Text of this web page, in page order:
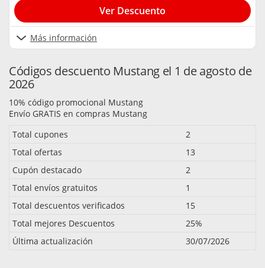
Más información
Ver Descuento
Códigos descuento Mustang el 1 de agosto de
2026
10% código promocional Mustang
Envío GRATIS en compras Mustang
Total cupones
2
Total ofertas
13
Cupón destacado
2
Total envíos gratuitos
1
Total descuentos verificados
15
Total mejores Descuentos
25%
Última actualización
30/07/2026